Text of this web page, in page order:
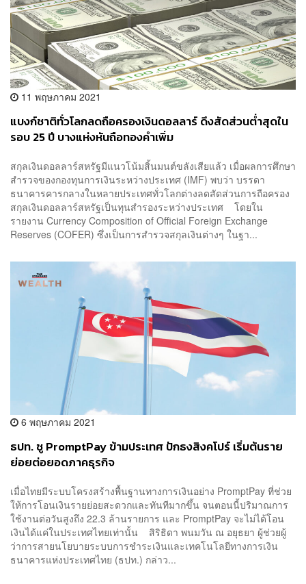
11 พฤษภาคม 2021
แบงก์ชาติทั่วโลกลดถือครองเงินดอลลาร์ ดึงสัดส่วนต่ำสุดใน
รอบ 25 ปี บางแห่งหันถือทองคำเพิ่ม
สกุลเงินดอลลาร์สหรัฐมีแนวโน้มสิ้นมนต์ขลังเสียแล้ว เมื่อผลการศึกษา
สำรวจของกองทุนการเงินระหว่างประเทศ (IMF) พบว่า บรรดา
ธนาคารคารกลางในหลายประเทศทั่วโลกต่างลดสัดส่วนการถือครอง
สกุลเงินดอลลาร์สหรัฐเป็นทุนสำรองระหว่างประเทศ โดยใน
รายงาน Currency Composition of Official Foreign Exchange
Reserves (COFER) ซึ่งเป็นการสำรวจสกุลเงินต่างๆ ในฐา...
6 พฤษภาคม 2021
ธปท. ชู PromptPay ข้ามประเทศ ปักธงสิงคโปร์ เริ่มต้นราย
ย่อยต่อยอดภาคธุรกิจ
เมื่อไทยมีระบบโครงสร้างพื้นฐานทางการเงินอย่าง PromptPay ที่ช่วย
ให้การโอนเงินรายย่อยสะดวกและทันทีมากขึ้น จนตอนนี้ปริมาณการ
ใช้งานต่อวันสูงถึง 22.3 ล้านรายการ และ PromptPay จะไม่ได้โอน
เงินได้แค่ในประเทศไทยเท่านั้น สิริธิดา พนมวัน ณ อยุธยา ผู้ช่วยผู้
ว่าการสายนโยบายระบบการชำระเงินและเทคโนโลยีทางการเงิน
ธนาคารแห่งประเทศไทย (ธปท.) กล่าว...